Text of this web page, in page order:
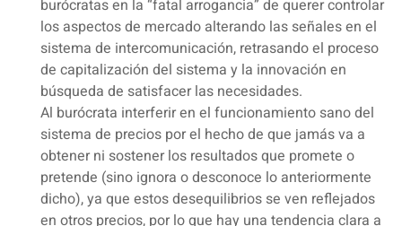
burócratas en la “fatal arrogancia” de querer controlar
los aspectos de mercado alterando las señales en el
sistema de intercomunicación, retrasando el proceso
de capitalización del sistema y la innovación en
búsqueda de satisfacer las necesidades.
Al burócrata interferir en el funcionamiento sano del
sistema de precios por el hecho de que jamás va a
obtener ni sostener los resultados que promete o
pretende (sino ignora o desconoce lo anteriormente
dicho), ya que estos desequilibrios se ven reflejados
en otros precios, por lo que hay una tendencia clara a